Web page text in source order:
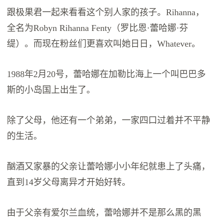
跟极果君一起来看看这个别人家的孩子。Rihanna，
全名为Robyn Rihanna Fenty（罗比恩·蕾哈娜·芬
缇）。而现在粉丝们更喜欢叫她日日，Whatever。
1988年2月20号，蕾哈娜在加勒比海上一个叫巴巴多
斯的小岛国上出生了。
除了父母，他还有一个弟弟，一家四口过着并不平静
的生活。
酗酒又家暴的父亲让蕾哈娜小小年纪就患上了头痛，
直到14岁父母离异才开始好转。
由于父亲有爱尔兰血统，蕾哈娜并不是那么黑的黑